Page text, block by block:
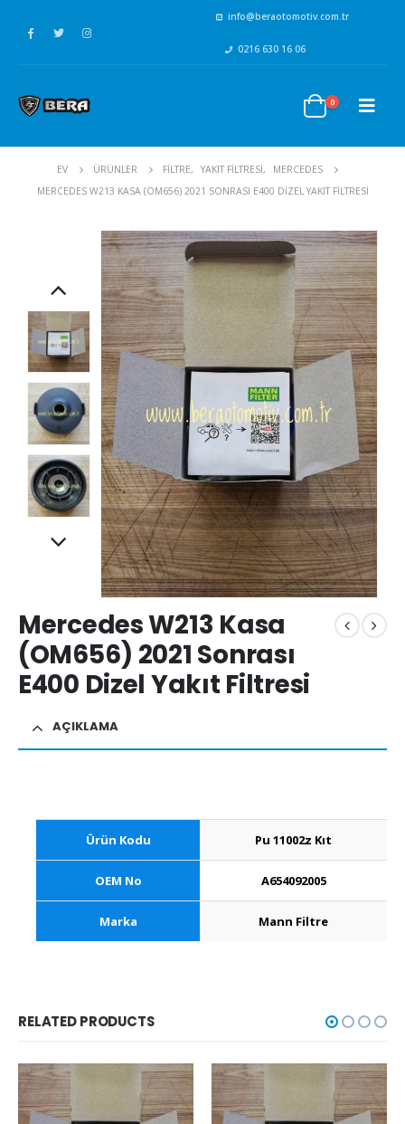
info@beraotomotiv.com.tr
0216 630 16 06
0
EV ÜRÜNLER FİLTRE, YAKIT FİLTRESİ,
MERCEDES
MERCEDES W213 KASA (OM656) 2021 SONRASI E400 DIZEL YAKIT FILTRESI
Mercedes W213 Kasa
(OM656) 2021 Sonrası
E400 Dizel Yakıt Filtresi
AÇIKLAMA
Ürün Kodu Pu 11002z Kıt
OEM No A654092005
Marka Mann Filtre
RELATED PRODUCTS